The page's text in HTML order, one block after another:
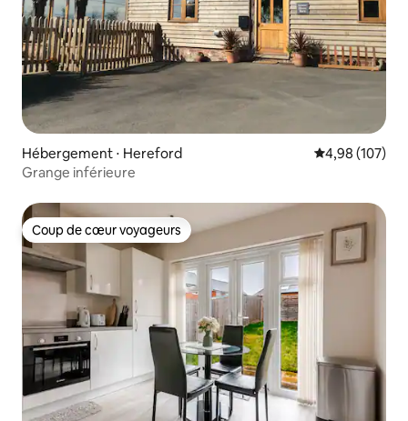
Hébergement ⋅ Hereford Évaluation
4,98 (107)
Grange inférieure
Coup de cœur voyageurs
Coup de cœur voyageurs